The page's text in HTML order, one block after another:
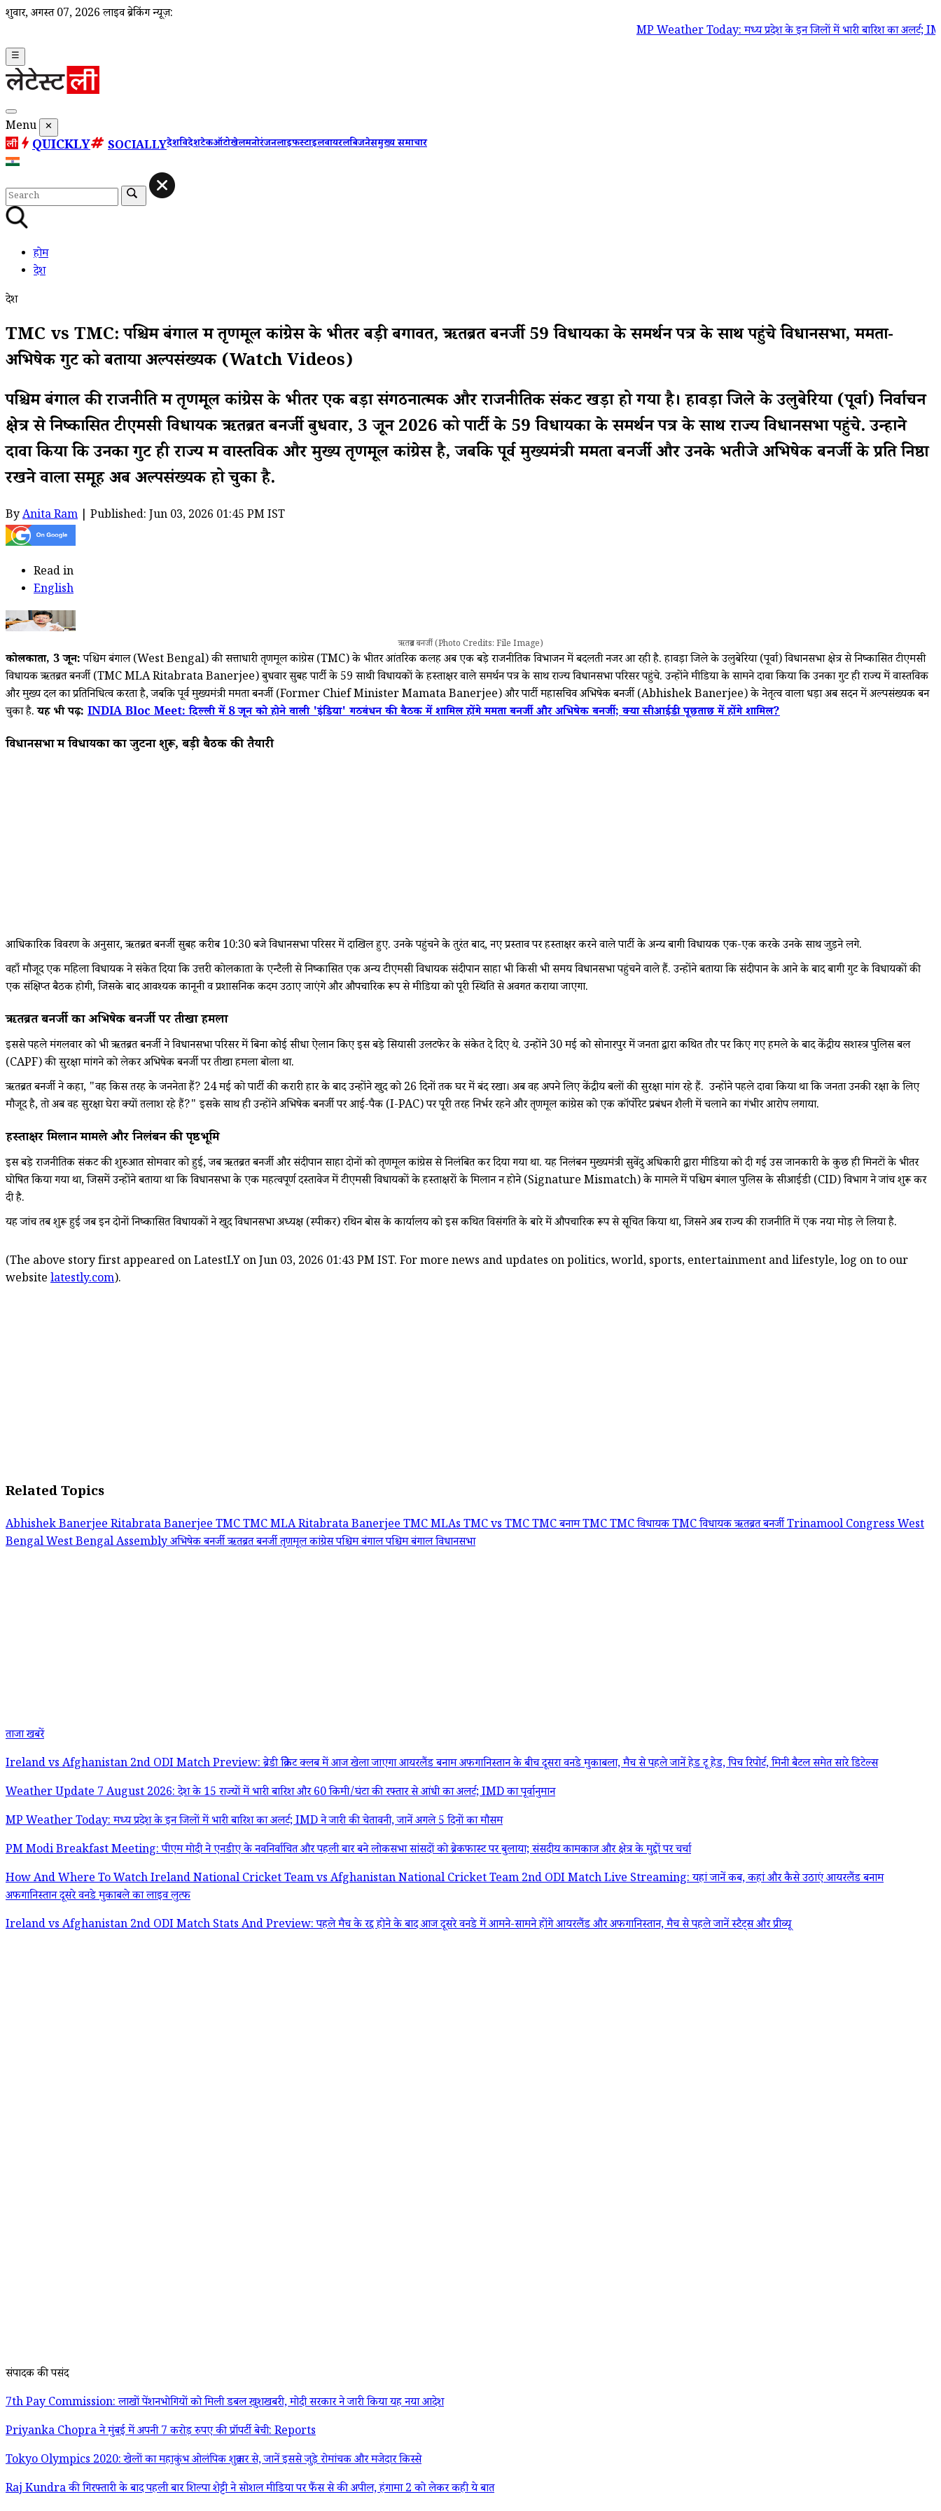
शुक्रवार, अगस्त 07, 2026 लाइव ब्रेकिंग न्यूज़:
MP Weather Today: मध्य प्रदेश के इन जिलों में भारी बारिश का अलर्ट; IMD ने जारी
☰
Menu ✕
QUICKLY SOCIALLYदेशविदेशटेकऑटोखेलमनोरंजनलाइफस्टाइलवायरलबिजनेसमुख्य समाचार
होम
देश
देश
TMC vs TMC: पश्चिम बंगाल में तृणमूल कांग्रेस के भीतर बड़ी बगावत, ऋतब्रत बनर्जी 59 विधायकों के समर्थन पत्र के साथ पहुंचे विधानसभा, ममता-
अभिषेक गुट को बताया अल्पसंख्यक (Watch Videos)
पश्चिम बंगाल की राजनीति में तृणमूल कांग्रेस के भीतर एक बड़ा संगठनात्मक और राजनीतिक संकट खड़ा हो गया है। हावड़ा जिले के उलुबेरिया (पूर्वा) निर्वाचन
क्षेत्र से निष्कासित टीएमसी विधायक ऋतब्रत बनर्जी बुधवार, 3 जून 2026 को पार्टी के 59 विधायकों के समर्थन पत्र के साथ राज्य विधानसभा पहुंचे. उन्होंने
दावा किया कि उनका गुट ही राज्य में वास्तविक और मुख्य तृणमूल कांग्रेस है, जबकि पूर्व मुख्यमंत्री ममता बनर्जी और उनके भतीजे अभिषेक बनर्जी के प्रति निष्ठा
रखने वाला समूह अब अल्पसंख्यक हो चुका है.
ByAnita Ram | Published: Jun 03, 2026 01:45 PM IST
Read in
English
ऋतब्रत बनर्जी (Photo Credits: File Image)
कोलकाता, 3जून:पश्चिम बंगाल (West Bengal) की सत्ताधारी तृणमूल कांग्रेस (TMC) के भीतर आंतरिक कलह अब एक बड़े राजनीतिक विभाजन में बदलती नजर आ रही है. हावड़ा जिले के उलुबेरिया (पूर्वा) विधानसभा क्षेत्र से निष्कासित टीएमसी
विधायक ऋतब्रत बनर्जी (TMC MLA Ritabrata Banerjee) बुधवार सुबह पार्टी के 59 साथी विधायकों के हस्ताक्षर वाले समर्थन पत्र के साथ राज्य विधानसभा परिसर पहुंचे. उन्होंने मीडिया के सामने दावा किया कि उनका गुट ही राज्य में वास्तविक
और मुख्य दल का प्रतिनिधित्व करता है, जबकि पूर्व मुख्यमंत्री ममता बनर्जी (Former Chief Minister Mamata Banerjee) और पार्टी महासचिव अभिषेक बनर्जी (Abhishek Banerjee) के नेतृत्व वाला धड़ा अब सदन में अल्पसंख्यक बन
चुका है.यह भी पढ़ें: INDIA Bloc Meet: दिल्ली में 8 जून को होने वाली 'इंडिया' गठबंधन की बैठक में शामिल होंगे ममता बनर्जी और अभिषेक बनर्जी; क्या सीआईडी पूछताछ में होंगे शामिल?
विधानसभा में विधायकों का जुटना शुरू, बड़ी बैठक की तैयारी
आधिकारिक विवरण के अनुसार, ऋतब्रत बनर्जी सुबह करीब 10:30 बजे विधानसभा परिसर में दाखिल हुए. उनके पहुंचने के तुरंत बाद, नए प्रस्ताव पर हस्ताक्षर करने वाले पार्टी के अन्य बागी विधायक एक-एक करके उनके साथ जुड़ने लगे.
वहाँ मौजूद एक महिला विधायक ने संकेत दिया कि उत्तरी कोलकाता के एन्टैली से निष्कासित एक अन्य टीएमसी विधायक संदीपान साहा भी किसी भी समय विधानसभा पहुंचने वाले हैं. उन्होंने बताया कि संदीपान के आने के बाद बागी गुट के विधायकों की
एक संक्षिप्त बैठक होगी, जिसके बाद आवश्यक कानूनी व प्रशासनिक कदम उठाए जाएंगे और औपचारिक रूप से मीडिया को पूरी स्थिति से अवगत कराया जाएगा.
ऋतब्रत बनर्जी का अभिषेक बनर्जी पर तीखा हमला
इससे पहले मंगलवार को भी ऋतब्रत बनर्जी ने विधानसभा परिसर में बिना कोई सीधा ऐलान किए इस बड़े सियासी उलटफेर के संकेत दे दिए थे. उन्होंने 30 मई को सोनारपुर में जनता द्वारा कथित तौर पर किए गए हमले के बाद केंद्रीय सशस्त्र पुलिस बल
(CAPF) की सुरक्षा मांगने को लेकर अभिषेक बनर्जी पर तीखा हमला बोला था.
ऋतब्रत बनर्जी ने कहा, "वह किस तरह के जननेता हैं? 24 मई को पार्टी की करारी हार के बाद उन्होंने खुद को 26 दिनों तक घर में बंद रखा। अब वह अपने लिए केंद्रीय बलों की सुरक्षा मांग रहे हैं. उन्होंने पहले दावा किया था कि जनता उनकी रक्षा के लिए
मौजूद है, तो अब वह सुरक्षा घेरा क्यों तलाश रहे हैं?" इसके साथ ही उन्होंने अभिषेक बनर्जी पर आई-पैक (I-PAC) पर पूरी तरह निर्भर रहने और तृणमूल कांग्रेस को एक कॉर्पोरेट प्रबंधन शैली में चलाने का गंभीर आरोप लगाया.
हस्ताक्षर मिलान मामले और निलंबन की पृष्ठभूमि
इस बड़े राजनीतिक संकट की शुरुआत सोमवार को हुई, जब ऋतब्रत बनर्जी और संदीपान साहा दोनों को तृणमूल कांग्रेस से निलंबित कर दिया गया था. यह निलंबन मुख्यमंत्री सुवेंदु अधिकारी द्वारा मीडिया को दी गई उस जानकारी के कुछ ही मिनटों के भीतर
घोषित किया गया था, जिसमें उन्होंने बताया था कि विधानसभा के एक महत्वपूर्ण दस्तावेज में टीएमसी विधायकों के हस्ताक्षरों के मिलान न होने (Signature Mismatch) के मामले में पश्चिम बंगाल पुलिस के सीआईडी (CID) विभाग ने जांच शुरू कर
दी है.
यह जांच तब शुरू हुई जब इन दोनों निष्कासित विधायकों ने खुद विधानसभा अध्यक्ष (स्पीकर) रथिन बोस के कार्यालय को इस कथित विसंगति के बारे में औपचारिक रूप से सूचित किया था, जिसने अब राज्य की राजनीति में एक नया मोड़ ले लिया है.
(The above story first appeared on LatestLY on Jun 03, 2026 01:43 PM IST. For more news and updates on politics, world, sports, entertainment and lifestyle, log on to our
website latestly.com).
Related Topics
Abhishek BanerjeeRitabrata BanerjeeTMCTMC MLA Ritabrata BanerjeeTMC MLAsTMC vs TMCTMC बनाम TMCTMC विधायकTMC विधायक ऋतब्रत बनर्जीTrinamool CongressWest
BengalWest Bengal Assemblyअभिषेक बनर्जीऋतब्रत बनर्जीतृणमूल कांग्रेसपश्चिम बंगालपश्चिम बंगाल विधानसभा
ताजा खबरें
Ireland vs Afghanistan 2nd ODI Match Preview: ब्रेडी क्रिकेट क्लब में आज खेला जाएगा आयरलैंड बनाम अफगानिस्तान के बीच दूसरा वनडे मुकाबला, मैच से पहले जानें हेड टू हेड, पिच रिपोर्ट, मिनी बैटल समेत सारे डिटेल्स
Weather Update 7 August 2026: देश के 15 राज्यों में भारी बारिश और 60 किमी/घंटा की रफ्तार से आंधी का अलर्ट; IMD का पूर्वानुमान
MP Weather Today: मध्य प्रदेश के इन जिलों में भारी बारिश का अलर्ट; IMD ने जारी की चेतावनी, जानें अगले 5 दिनों का मौसम
PM Modi Breakfast Meeting: पीएम मोदी ने एनडीए के नवनिर्वाचित और पहली बार बने लोकसभा सांसदों को ब्रेकफास्ट पर बुलाया; संसदीय कामकाज और क्षेत्र के मुद्दों पर चर्चा
How And Where To Watch Ireland National Cricket Team vs Afghanistan National Cricket Team 2nd ODI Match Live Streaming: यहां जानें कब, कहां और कैसे उठाएं आयरलैंड बनाम
अफगानिस्तान दूसरे वनडे मुकाबले का लाइव लुत्फ
Ireland vs Afghanistan 2nd ODI Match Stats And Preview: पहले मैच के रद्द होने के बाद आज दूसरे वनडे में आमने-सामने होंगे आयरलैंड और अफगानिस्तान, मैच से पहले जानें स्टैट्स और प्रीव्यू
संपादक की पसंद
7th Pay Commission: लाखों पेंशनभोगियों को मिली डबल खुशखबरी, मोदी सरकार ने जारी किया यह नया आदेश
Priyanka Chopra ने मुंबई में अपनी 7 करोड़ रुपए की प्रॉपर्टी बेची: Reports
Tokyo Olympics 2020: खेलों का महाकुंभ ओलंपिक शुक्रवार से, जानें इससे जुड़े रोमांचक और मजेदार किस्से
Raj Kundra की गिरफ्तारी के बाद पहली बार शिल्पा शेट्टी ने सोशल मीडिया पर फैंस से की अपील, हंगामा 2 को लेकर कही ये बात